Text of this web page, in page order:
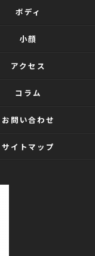
ボディ
小顔
アクセス
コラム
お問い合わせ
サイトマップ